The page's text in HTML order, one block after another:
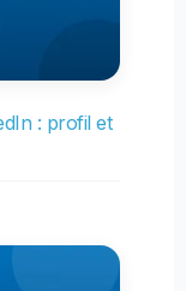
: profil et